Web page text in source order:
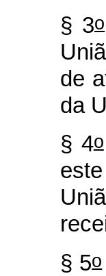
§ 3o
de
da
§ 4o
§ 5o